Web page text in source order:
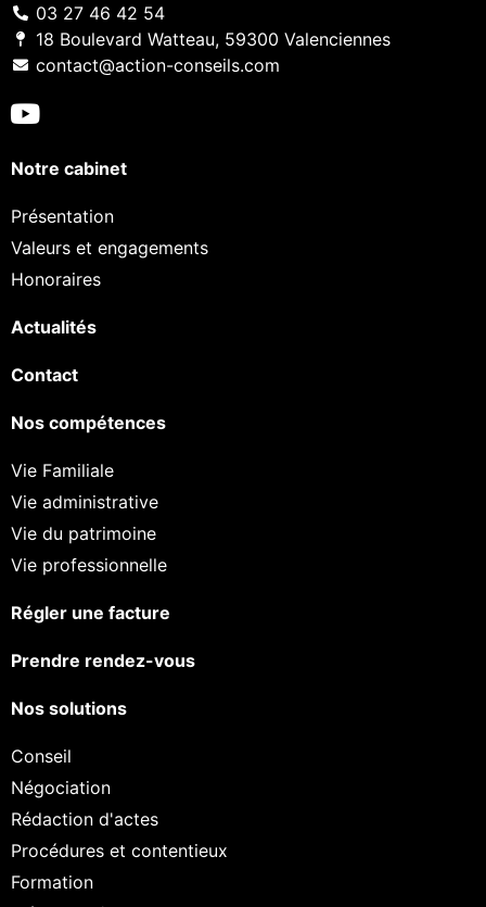
03 27 46 42 54
18 Boulevard Watteau, 59300 Valenciennes
contact@action-conseils.com
Notre cabinet
Présentation
Valeurs et engagements
Honoraires
Actualités
Contact
Nos compétences
Vie Familiale
Vie administrative
Vie du patrimoine
Vie professionnelle
Régler une facture
Prendre rendez-vous
Nos solutions
Conseil
Négociation
Rédaction d'actes
Procédures et contentieux
Formation